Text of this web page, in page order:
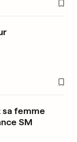
sa femme
SM